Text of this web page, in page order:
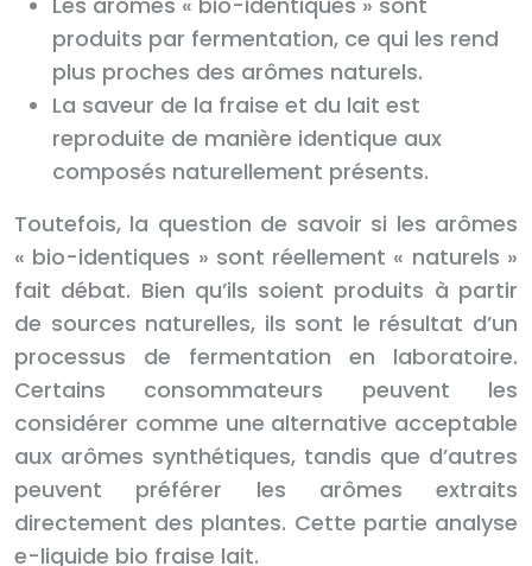
produits par fermentation, ce qui les rend
plus proches des arômes naturels.
La saveur de la fraise et du lait est
reproduite de manière identique aux
composés naturellement présents.
Toutefois, la question de savoir si les arômes
« bio-identiques » sont réellement « naturels »
fait débat. Bien qu’ils soient produits à partir
de sources naturelles, ils sont le résultat d’un
processus de fermentation en laboratoire.
Certains consommateurs peuvent les
considérer comme une alternative acceptable
aux arômes synthétiques, tandis que d’autres
peuvent préférer les arômes extraits
directement des plantes. Cette partie analyse
e-liquide bio fraise lait.